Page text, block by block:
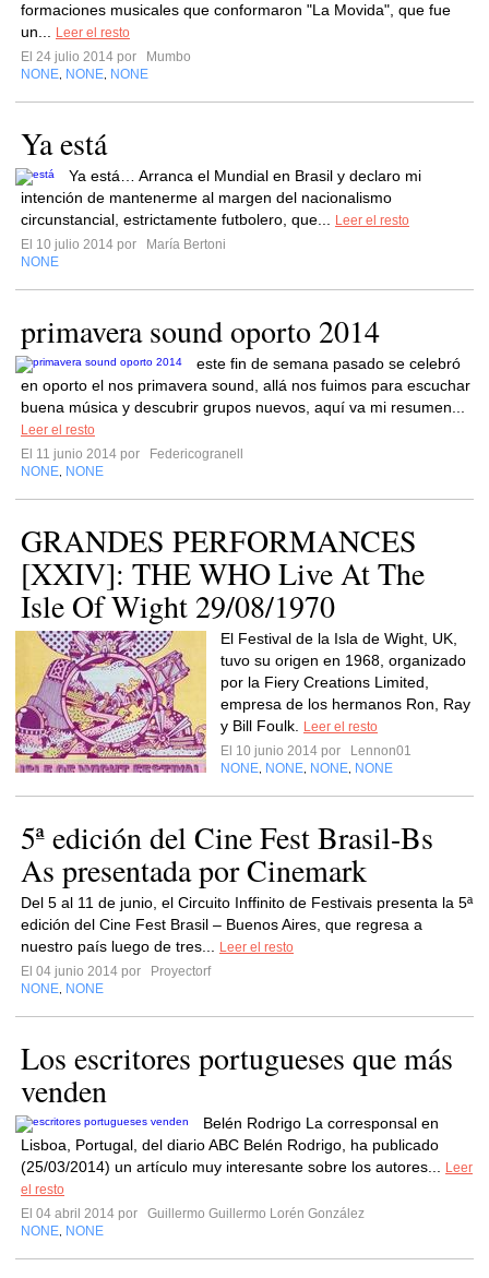
formaciones musicales que conformaron "La Movida", que fue
un...
Leer el resto
El 24 julio 2014 por
Mumbo
NONE NONE NONE
Ya está
Ya está… Arranca el Mundial en Brasil y declaro mi
intención de mantenerme al margen del nacionalismo
circunstancial, estrictamente futbolero, que...
Leer el resto
El 10 julio 2014 por
María Bertoni
NONE
primavera sound oporto 2014
este fin de semana pasado se celebró
en oporto el nos primavera sound, allá nos fuimos para escuchar
buena música y descubrir grupos nuevos, aquí va mi resumen...
Leer el resto
El 11 junio 2014 por
Federicogranell
NONE NONE
GRANDES PERFORMANCES
[XXIV]: THE WHO Live At The
Isle Of Wight 29/08/1970
El Festival de la Isla de Wight, UK,
tuvo su origen en 1968, organizado
por la Fiery Creations Limited,
empresa de los hermanos Ron, Ray
y Bill Foulk.
Leer el resto
El 10 junio 2014 por
Lennon01
NONE NONE NONE NONE
5ª edición del Cine Fest Brasil-Bs
As presentada por Cinemark
Del 5 al 11 de junio, el Circuito Inffinito de Festivais presenta la 5ª
edición del Cine Fest Brasil – Buenos Aires, que regresa a
nuestro país luego de tres...
Leer el resto
El 04 junio 2014 por
Proyectorf
NONE NONE
Los escritores portugueses que más
venden
Belén Rodrigo La corresponsal en
Lisboa, Portugal, del diario ABC Belén Rodrigo, ha publicado
(25/03/2014) un artículo muy interesante sobre los autores...
Leer
el resto
El 04 abril 2014 por
Guillermo Guillermo Lorén González
NONE NONE